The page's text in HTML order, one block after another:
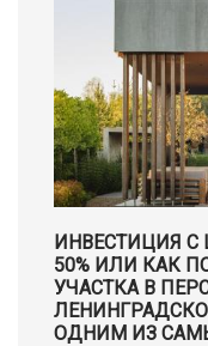
ИНВЕСТИЦИЯ
50% ИЛИ КАК
УЧАСТКА В
ОДНИМ ИЗ